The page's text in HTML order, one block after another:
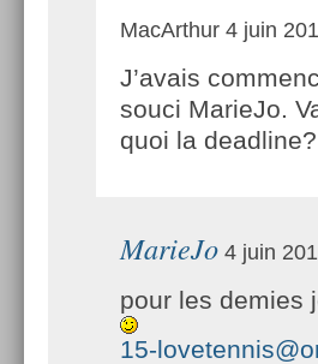
MacArthur 4 juin
J’avais
souci MarieJo.
quoi la
MarieJo 4 juin
pour les demies
15-